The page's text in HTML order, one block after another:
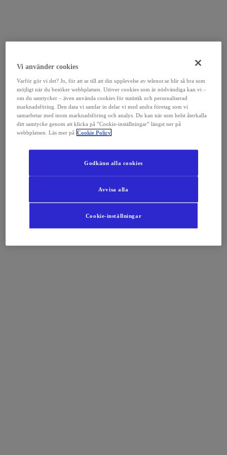
Vi använder cookies
Varför gör vi det? Jo, för att se till att din upplevelse av telenor.se blir så bra som
möjligt när du besöker webbplatsen. Utöver cookies som är nödvändiga kan vi –
om du samtycker – även använda cookies för statistik och personaliserad
marknadsföring. Den data vi samlar in delar vi med andra företag som vi
samarbetar med inom marknadsföring och analys. Du kan när som helst återkalla
ditt samtycke genom att klicka på ”Cookie-inställningar” längst ner på
webbplatsen. Läs mer på Cookie Policy
Cookie-inställningar
Avvisa alla
Godkänn alla cookies